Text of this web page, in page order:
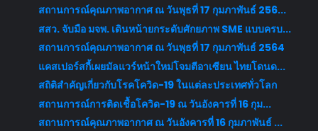
สถานการณ์คุณภาพอากาศ ณ วันพุธที่ 17 กุมภาพันธ์ 256...
สสว. จับมือ มจพ. เดินหน้ายกระดับศักยภาพ SME แบบครบ...
สถานการณ์คุณภาพอากาศ ณ วันพุธที่ 17 กุมภาพันธ์ 2564
แคสเปอร์สกี้เผยมัลแวร์หน้าใหม่โจมตีอาเซียน ไทยโดนด...
สถิติสำคัญเกี่ยวกับโรคโควิด-19 ในแต่ละประเทศทั่วโลก
สถานการณ์การติดเชื้อโควิด-19 ณ วันอังคารที่ 16 กุม...
สถานการณ์คุณภาพอากาศ ณ วันอังคารที่ 16 กุมภาพันธ์ ...